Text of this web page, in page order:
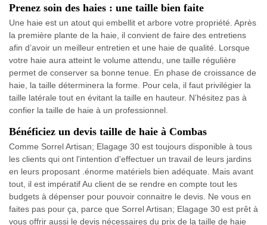
Prenez soin des haies : une taille bien faite
Une haie est un atout qui embellit et arbore votre propriété. Après
la première plante de la haie, il convient de faire des entretiens
afin d’avoir un meilleur entretien et une haie de qualité. Lorsque
votre haie aura atteint le volume attendu, une taille régulière
permet de conserver sa bonne tenue. En phase de croissance de
haie, la taille déterminera la forme. Pour cela, il faut privilégier la
taille latérale tout en évitant la taille en hauteur. N’hésitez pas à
confier la taille de haie à un professionnel.
Bénéficiez un devis taille de haie à Combas
Comme Sorrel Artisan; Elagage 30 est toujours disponible à tous
les clients qui ont l'intention d'effectuer un travail de leurs jardins
en leurs proposant .énorme matériels bien adéquate. Mais avant
tout, il est impératif Au client de se rendre en compte tout les
budgets à dépenser pour pouvoir connaitre le devis. Ne vous en
faites pas pour ça, parce que Sorrel Artisan; Elagage 30 est prêt à
vous offrir aussi le devis nécessaires du prix de la taille de haie